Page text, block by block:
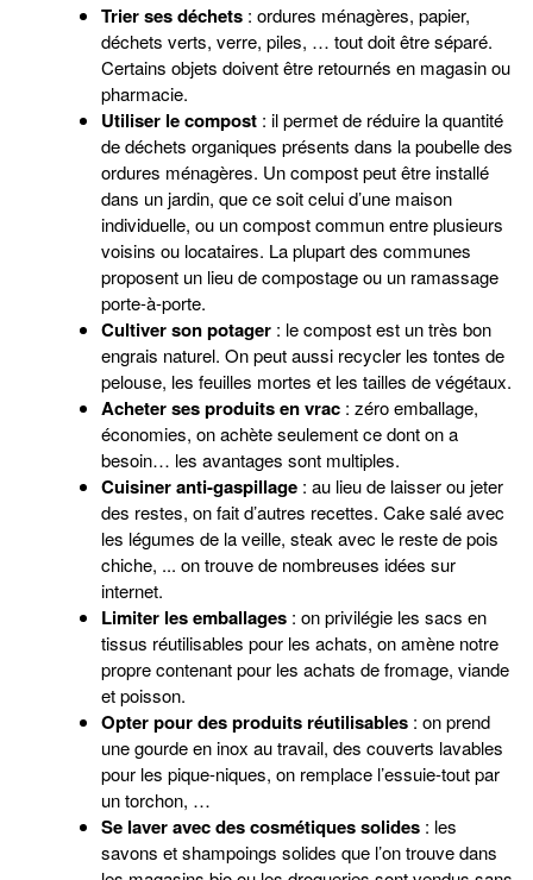
Trier ses déchets : ordures ménagères, papier,
déchets verts, verre, piles, … tout doit être séparé.
Certains objets doivent être retournés en magasin ou
pharmacie.
Utiliser le compost : il permet de réduire la quantité
de déchets organiques présents dans la poubelle des
ordures ménagères. Un compost peut être installé
dans un jardin, que ce soit celui d’une maison
individuelle, ou un compost commun entre plusieurs
voisins ou locataires. La plupart des communes
proposent un lieu de compostage ou un ramassage
porte-à-porte.
Cultiver son potager : le compost est un très bon
engrais naturel. On peut aussi recycler les tontes de
pelouse, les feuilles mortes et les tailles de végétaux.
Acheter ses produits en vrac : zéro emballage,
économies, on achète seulement ce dont on a
besoin… les avantages sont multiples.
Cuisiner anti-gaspillage : au lieu de laisser ou jeter
des restes, on fait d’autres recettes. Cake salé avec
les légumes de la veille, steak avec le reste de pois
chiche, ... on trouve de nombreuses idées sur
internet.
Limiter les emballages : on privilégie les sacs en
tissus réutilisables pour les achats, on amène notre
propre contenant pour les achats de fromage, viande
et poisson.
Opter pour des produits réutilisables : on prend
une gourde en inox au travail, des couverts lavables
pour les pique-niques, on remplace l’essuie-tout par
un torchon, …
Se laver avec des cosmétiques solides : les
savons et shampoings solides que l’on trouve dans